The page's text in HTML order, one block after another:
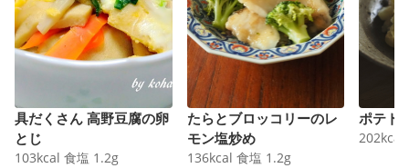
具だくさん 高野豆腐の卵
とじ
103kcal 食塩 1.2g
たらとブロッコリーのレ
モン塩炒め
136kcal 食塩 1.2g
ポテト
202kcal